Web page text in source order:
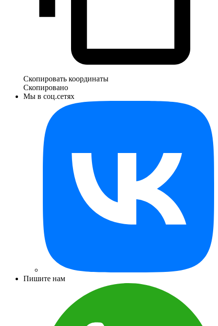
Скопировать координаты
Скопировано
Мы в соц.сетях
Пишите нам